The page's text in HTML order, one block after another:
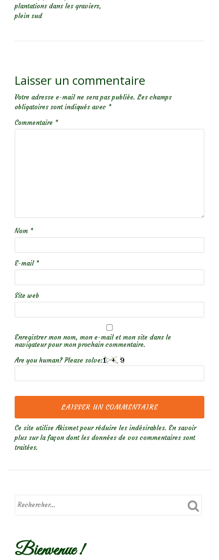
plantations dans les graviers,
plein sud
Laisser un commentaire
Votre adresse e-mail ne sera pas publiée. Les champs
obligatoires sont indiqués avec *
Commentaire *
Nom *
E-mail *
Site web
Enregistrer mon nom, mon e-mail et mon site dans le
navigateur pour mon prochain commentaire.
Are you human? Please solve:
Ce site utilise Akismet pour réduire les indésirables. En savoir
plus sur la façon dont les données de vos commentaires sont
traitées.
Bienvenue !